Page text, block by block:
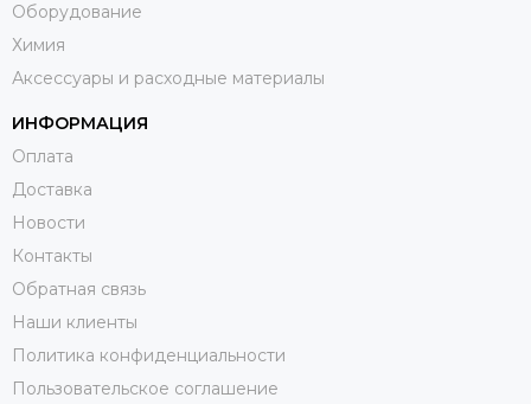
Оборудование
Химия
Аксессуары и расходные материалы
ИНФОРМАЦИЯ
Оплата
Доставка
Новости
Контакты
Обратная связь
Наши клиенты
Политика конфиденциальности
Пользовательское соглашение